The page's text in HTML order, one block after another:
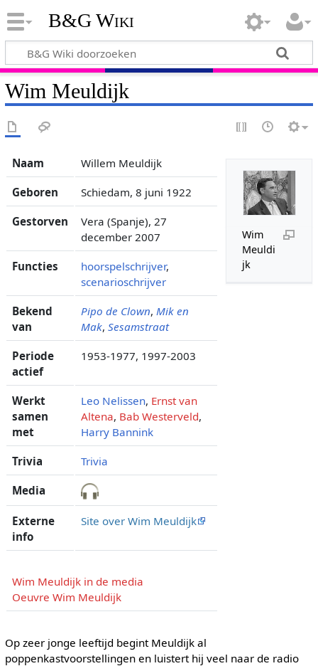
B&G Wiki
Wim Meuldijk
Wim
Meuldi
jk
Naam Willem Meuldijk
Geboren Schiedam, 8 juni 1922
Gestorven
Vera (Spanje), 27
december 2007
Functies hoorspelschrijver,
scenarioschrijver
Bekend
van
Pipo de Clown, Mik en
Mak, Sesamstraat
Periode
actief
1953-1977, 1997-2003
Werkt
samen
met
Leo Nelissen, Ernst van
Altena, Bab Westerveld,
Harry Bannink
Trivia Trivia
Media
Externe
info
Site over Wim Meuldijk
Wim Meuldijk in de media
Oeuvre Wim Meuldijk
Op zeer jonge leeftijd begint Meuldijk al
poppenkastvoorstellingen en luistert hij veel naar de radio